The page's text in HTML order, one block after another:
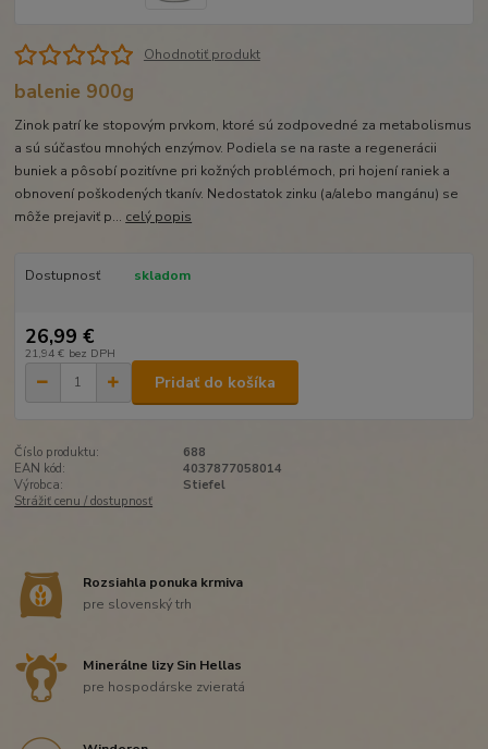
Ohodnotiť produkt
balenie 900g
Zinok patrí ke stopovým prvkom, ktoré sú zodpovedné za metabolismus
a sú súčasťou mnohých enzýmov. Podiela se na raste a regenerácii
buniek a pôsobí pozitívne pri kožných problémoch, pri hojení raniek a
obnovení poškodených tkanív. Nedostatok zinku (a/alebo mangánu) se
môže prejaviť p... celý popis
Dostupnosť skladom
26,99 €
21,94 € bez DPH
Pridať do košíka
Číslo produktu:
688
EAN kód:
4037877058014
Výrobca:
Stiefel
Strážiť cenu / dostupnosť
Rozsiahla ponuka krmiva
pre slovenský trh
Minerálne lizy Sin Hellas
pre hospodárske zvieratá